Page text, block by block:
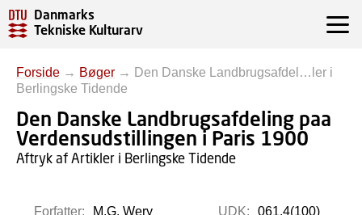
Danmarks
Tekniske Kulturarv
Forside → Bøger → Den Danske Landbrugsafdel…ler i
Berlingske Tidende
Den Danske Landbrugsafdeling paa
Verdensudstillingen i Paris 1900
Aftryk af Artikler i Berlingske Tidende
Forfatter:
M.G. Wery
UDK:
061.4(100)